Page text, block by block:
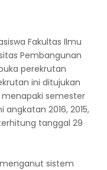
Fakultas Ilmu
Pembangunan
perekrutan
ini ditujukan
semester
2016, 2015,
tanggal 29
sistem